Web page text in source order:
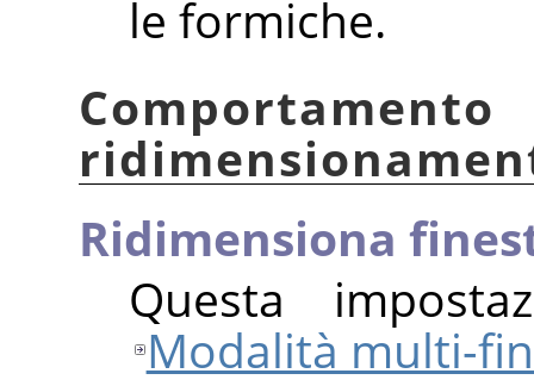
le formiche.
Ridimensiona
Questa
Modalità multi-